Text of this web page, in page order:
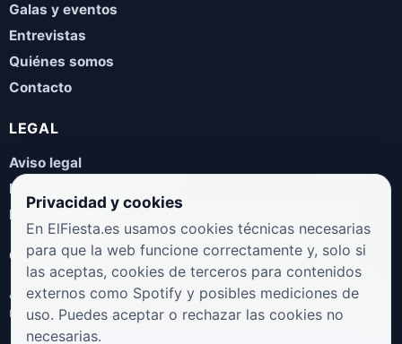
Galas y eventos
Entrevistas
Quiénes somos
Contacto
LEGAL
Aviso legal
Política de privacidad
Política de cookies
COLABORA
¿Eres artista, manager, sello o promotor? Envíanos tus
novedades, galas, entrevistas o propuestas musicales.
Privacidad y cookies
En ElFiesta.es usamos cookies técnicas necesarias
para que la web funcione correctamente y, solo si
las aceptas, cookies de terceros para contenidos
externos como Spotify y posibles mediciones de
uso. Puedes aceptar o rechazar las cookies no
necesarias.